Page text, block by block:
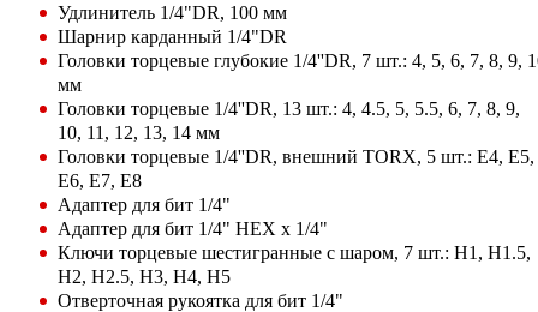
Удлинитель 1/4"DR, 100 мм
Шарнир карданный 1/4"DR
Головки торцевые глубокие 1/4''DR, 7 шт.: 4, 5, 6, 7, 8, 9,
мм
Головки торцевые 1/4''DR, 13 шт.: 4, 4.5, 5, 5.5, 6, 7, 8, 9,
10, 11, 12, 13, 14 мм
Головки торцевые 1/4''DR, внешний TORX, 5 шт.: E4, E5,
E6, E7, E8
Адаптер для бит 1/4"
Адаптер для бит 1/4" HEX x 1/4"
Ключи торцевые шестигранные с шаром, 7 шт.: H1, H1.5,
H2, H2.5, H3, H4, H5
Отверточная рукоятка для бит 1/4"